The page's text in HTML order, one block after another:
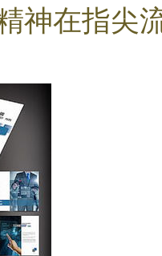
神在指尖